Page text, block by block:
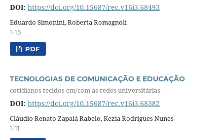
DOI: https://doi.org/10.15687/rec.v16i3.68493
Eduardo Simonini, Roberta Romagnoli
1-15
PDF
TECNOLOGIAS DE COMUNICAÇÃO E EDUCAÇÃO
cotidianos tecidos em/com as redes universitárias
DOI: https://doi.org/10.15687/rec.v16i3.68382
Cláudio Renato Zapalá Rabelo, Kezia Rodrigues Nunes
1-11